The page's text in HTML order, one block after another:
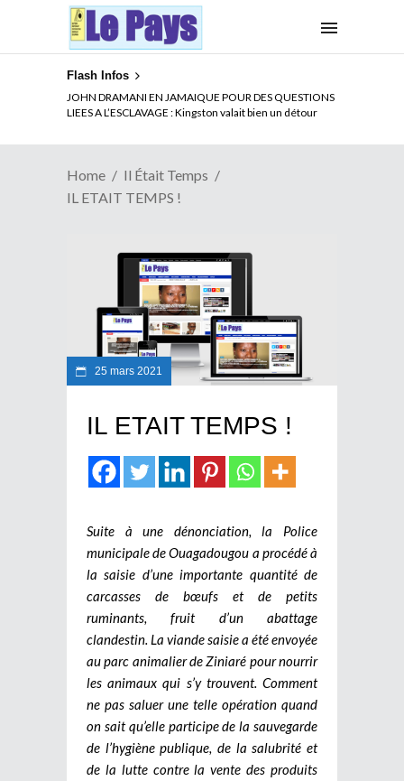
Flash Infos
JOHN DRAMANI EN JAMAIQUE POUR DES QUESTIONS
LIEES A L’ESCLAVAGE : Kingston valait bien un détour
Home
Il Était Temps
IL ETAIT TEMPS !
25 mars 2021
IL ETAIT TEMPS !
Suite à une dénonciation, la Police
municipale de Ouagadougou a procédé à
la saisie d’une importante quantité de
carcasses de bœufs et de petits
ruminants, fruit d’un abattage
clandestin. La viande saisie a été envoyée
au parc animalier de Ziniaré pour nourrir
les animaux qui s’y trouvent. Comment
ne pas saluer une telle opération quand
on sait qu’elle participe de la sauvegarde
de l’hygiène publique, de la salubrité et
de la lutte contre la vente des produits